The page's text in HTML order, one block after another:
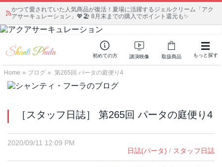
かつて愛されていた人気商品が復活！夏場に活躍するジェルクリーム「アク
アサーキュレーション」💖🏖️ 8月末までの購入でポイント還元も✨
初めての方 講演映像 取扱商品 もっと探す
Home » ブログ » 第265回 パータの庭便り4
［スタッフ日誌］ 第265回 パータの庭便り4
2020/09/11 12:09 PM
日誌(パータ) / スタッフ日誌